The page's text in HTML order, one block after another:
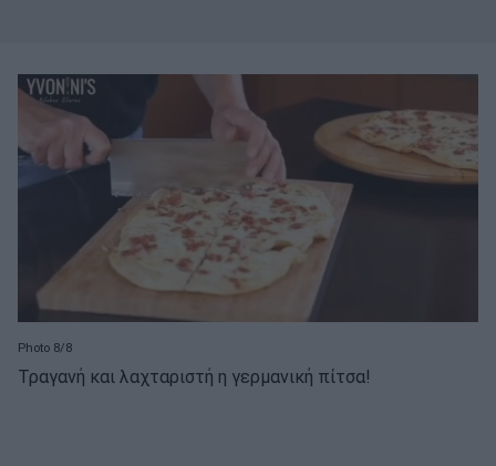
Photo 8/8
Τραγανή και λαχταριστή η γερμανική πίτσα!